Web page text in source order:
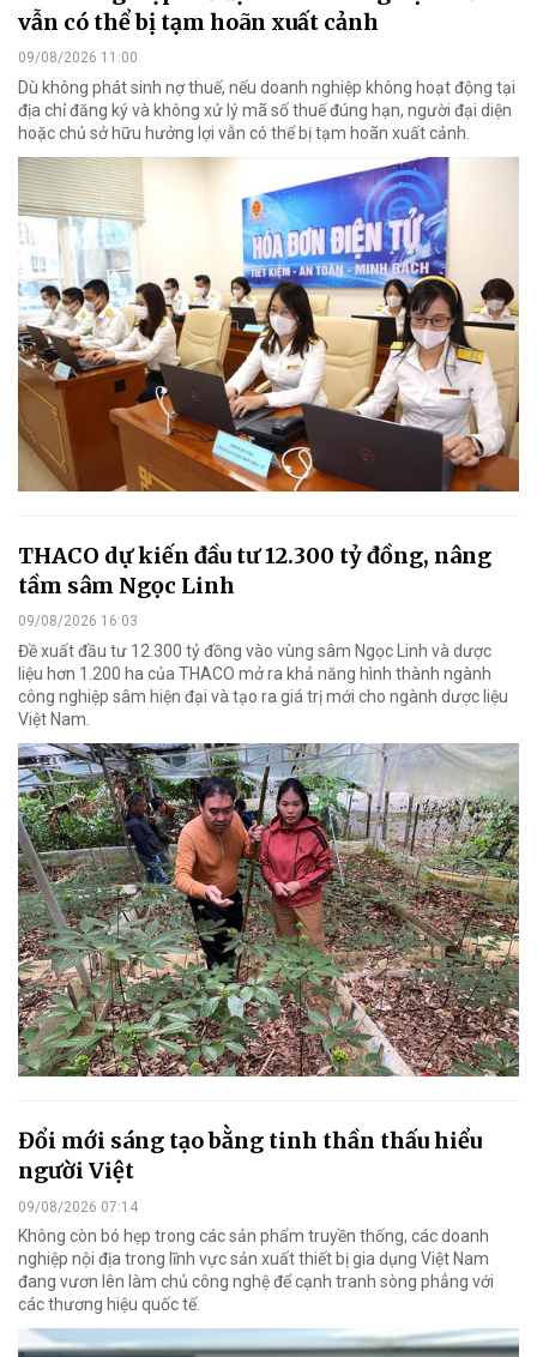
vẫn có thể bị tạm hoãn xuất cảnh
09/08/2026 11:00
Dù không phát sinh nợ thuế, nếu doanh nghiệp không hoạt động tại
địa chỉ đăng ký và không xử lý mã số thuế đúng hạn, người đại diện
hoặc chủ sở hữu hưởng lợi vẫn có thể bị tạm hoãn xuất cảnh.
THACO dự kiến đầu tư 12.300 tỷ đồng, nâng
tầm sâm Ngọc Linh
09/08/2026 16:03
Đề xuất đầu tư 12.300 tỷ đồng vào vùng sâm Ngọc Linh và dược
liệu hơn 1.200 ha của THACO mở ra khả năng hình thành ngành
công nghiệp sâm hiện đại và tạo ra giá trị mới cho ngành dược liệu
Việt Nam.
Đổi mới sáng tạo bằng tinh thần thấu hiểu
người Việt
09/08/2026 07:14
Không còn bó hẹp trong các sản phẩm truyền thống, các doanh
nghiệp nội địa trong lĩnh vực sản xuất thiết bị gia dụng Việt Nam
đang vươn lên làm chủ công nghệ để cạnh tranh sòng phẳng với
các thương hiệu quốc tế.